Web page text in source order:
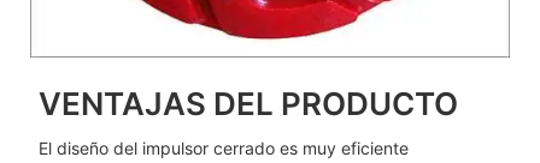
VENTAJAS DEL PRODUCTO
El diseño del impulsor cerrado es muy eficiente